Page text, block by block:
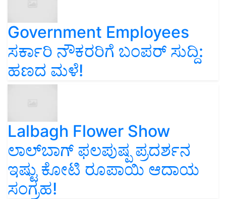
Government Employees
ಸರ್ಕಾರಿ ನೌಕರರಿಗೆ ಬಂಪರ್‌ ಸುದ್ದಿ:
ಹಣದ ಮಳೆ!
Lalbagh Flower Show
ಲಾಲ್‌ಬಾಗ್ ಫಲಪುಷ್ಪ ಪ್ರದರ್ಶನ
ಇಷ್ಟು ಕೋಟಿ ರೂಪಾಯಿ ಆದಾಯ
ಸಂಗ್ರಹ!